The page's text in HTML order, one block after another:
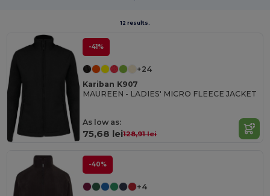
12 results.
-41%
+24
Kariban K907
MAUREEN - LADIES' MICRO FLEECE JACKET
As low as:
75,68 lei128,91 lei
-40%
+4